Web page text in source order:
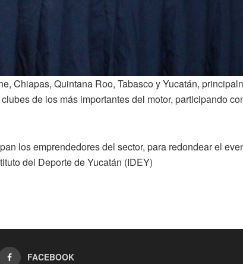
Chiapas, Quintana Roo, Tabasco y Yucatán,
de los más importantes del motor, participando
los emprendedores del sector, para redondear el
del Deporte de Yucatán (IDEY)
FACEBOOK